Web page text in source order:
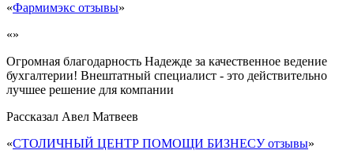
«Фармимэкс отзывы»
«»
Огромная благодарность Надежде за качественное ведение
бухгалтерии! Внештатный специалист - это действительно
лучшее решение для компании
Рассказал Авел Матвеев
«СТОЛИЧНЫЙ ЦЕНТР ПОМОЩИ БИЗНЕСУ отзывы»